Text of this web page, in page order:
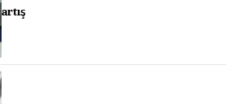
artış